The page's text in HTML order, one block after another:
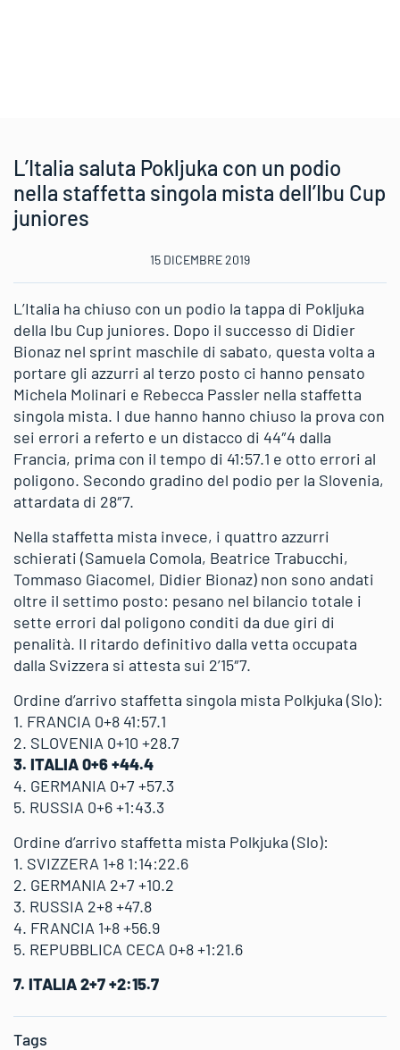
L’Italia saluta Pokljuka con un podio
nella staffetta singola mista dell’Ibu Cup
juniores
15 DICEMBRE 2019
L’Italia ha chiuso con un podio la tappa di Pokljuka
della Ibu Cup juniores. Dopo il successo di Didier
Bionaz nel sprint maschile di sabato, questa volta a
portare gli azzurri al terzo posto ci hanno pensato
Michela Molinari e Rebecca Passler nella staffetta
singola mista. I due hanno hanno chiuso la prova con
sei errori a referto e un distacco di 44″4 dalla
Francia, prima con il tempo di 41:57.1 e otto errori al
poligono. Secondo gradino del podio per la Slovenia,
attardata di 28″7.
Nella staffetta mista invece, i quattro azzurri
schierati (Samuela Comola, Beatrice Trabucchi,
Tommaso Giacomel, Didier Bionaz) non sono andati
oltre il settimo posto: pesano nel bilancio totale i
sette errori dal poligono conditi da due giri di
penalità. Il ritardo definitivo dalla vetta occupata
dalla Svizzera si attesta sui 2’15″7.
Ordine d’arrivo staffetta singola mista Polkjuka (Slo):
1. FRANCIA 0+8 41:57.1
2. SLOVENIA 0+10 +28.7
3. ITALIA 0+6 +44.4
4. GERMANIA 0+7 +57.3
5. RUSSIA 0+6 +1:43.3
Ordine d’arrivo staffetta mista Polkjuka (Slo):
1. SVIZZERA 1+8 1:14:22.6
2. GERMANIA 2+7 +10.2
3. RUSSIA 2+8 +47.8
4. FRANCIA 1+8 +56.9
5. REPUBBLICA CECA 0+8 +1:21.6
7. ITALIA 2+7 +2:15.7
Tags